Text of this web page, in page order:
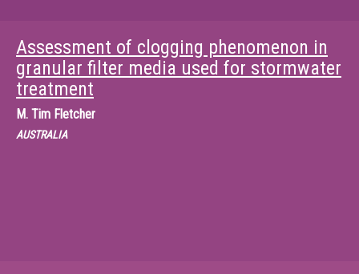
Assessment of clogging phenomenon in
granular filter media used for stormwater
treatment
M. Tim Fletcher
AUSTRALIA